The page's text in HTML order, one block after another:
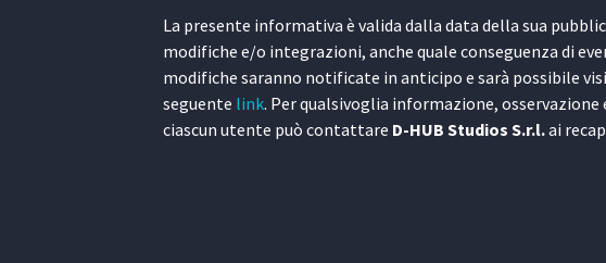
La presente informativa è valida dalla data della sua
modifiche e/o integrazioni, anche quale conseguenza di
modifiche saranno notificate in anticipo e sarà possibile
seguente link. Per qualsivoglia informazione,
ciascun utente può contattare D-HUB Studios S.r.l.ai